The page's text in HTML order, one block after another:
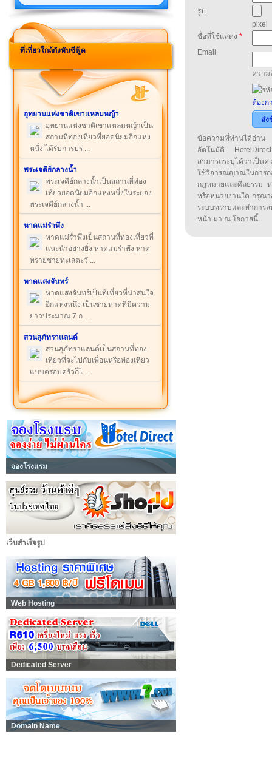
ที่เที่ยวใกล้กังหันซีฟู้ด
อุทยานแห่งชาติเขาแหลมหญ้า
อุทยานแห่งชาติเขาแหลมหญ้าเป็น
สถานที่ท่องเที่ยวที่ยอดนิยมอีกแห่ง
หนึ่ง ได้รับการปร ...
พระเจดีย์กลางน้ำ
พระเจดีย์กลางน้ำเป็นสถานที่ท่อง
เที่ยวยอดนิยมอีกแห่งหนึ่งในระยอง
พระเจดีย์กลางน้ำ ...
หาดแม่รำพึง
หาดแม่รำพึงเป็นสถานที่ท่องเที่ยวที่
แนะนำอย่างยิ่ง หาดแม่รำพึง หาด
ทรายชายทะเลตะวั ...
หาดแสงจันทร์
หาดแสงจันทร์เป็นที่เที่ยวที่น่าสนใจ
อีกแห่งหนึ่ง เป็นชายหาดที่มีความ
ยาวประมาณ 7 ก ...
สวนสุภัทราแลนด์
สวนสุภัทราแลนด์เป็นสถานที่ท่อง
เที่ยวที่จะไปกับเพื่อนหรือท่องเที่ยว
แบบครอบครัวก็ไ ...
จองโรงแรม
เว็บสำเร็จรูป
Web Hosting
Dedicated Server
Domain Name
รูป
pixel
ชื่อที่ใช้แสดง *
Email
ความ
ต้องก
ส่ง
ข้อความที่ท่านได้อ่าน
อัตโนมัติ
สามารถระบุได้ว่าเป็น
ใช้วิจารณญาณในกา
กฎหมายและศีลธรรม
หรือหน่วยงานใด กรุณา
ระบบทราบและทำกา
หน้า มา ณ โอกาสนี้